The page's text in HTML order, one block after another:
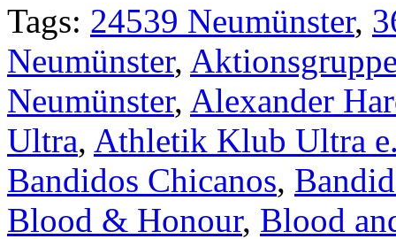
Tags: 24539 Neumünster,
Neumünster,
Neumünster, Alexander
Ultra, Athletik Klub Ultra
Bandidos Chicanos,
Blood & Honour, Blood